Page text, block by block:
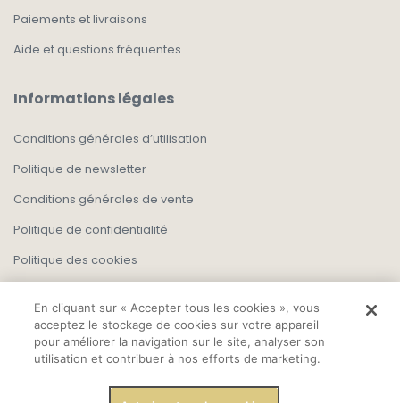
Paiements et livraisons
Aide et questions fréquentes
Informations légales
Conditions générales d’utilisation
Politique de newsletter
Conditions générales de vente
Politique de confidentialité
Politique des cookies
En cliquant sur « Accepter tous les cookies », vous
acceptez le stockage de cookies sur votre appareil
pour améliorer la navigation sur le site, analyser son
utilisation et contribuer à nos efforts de marketing.